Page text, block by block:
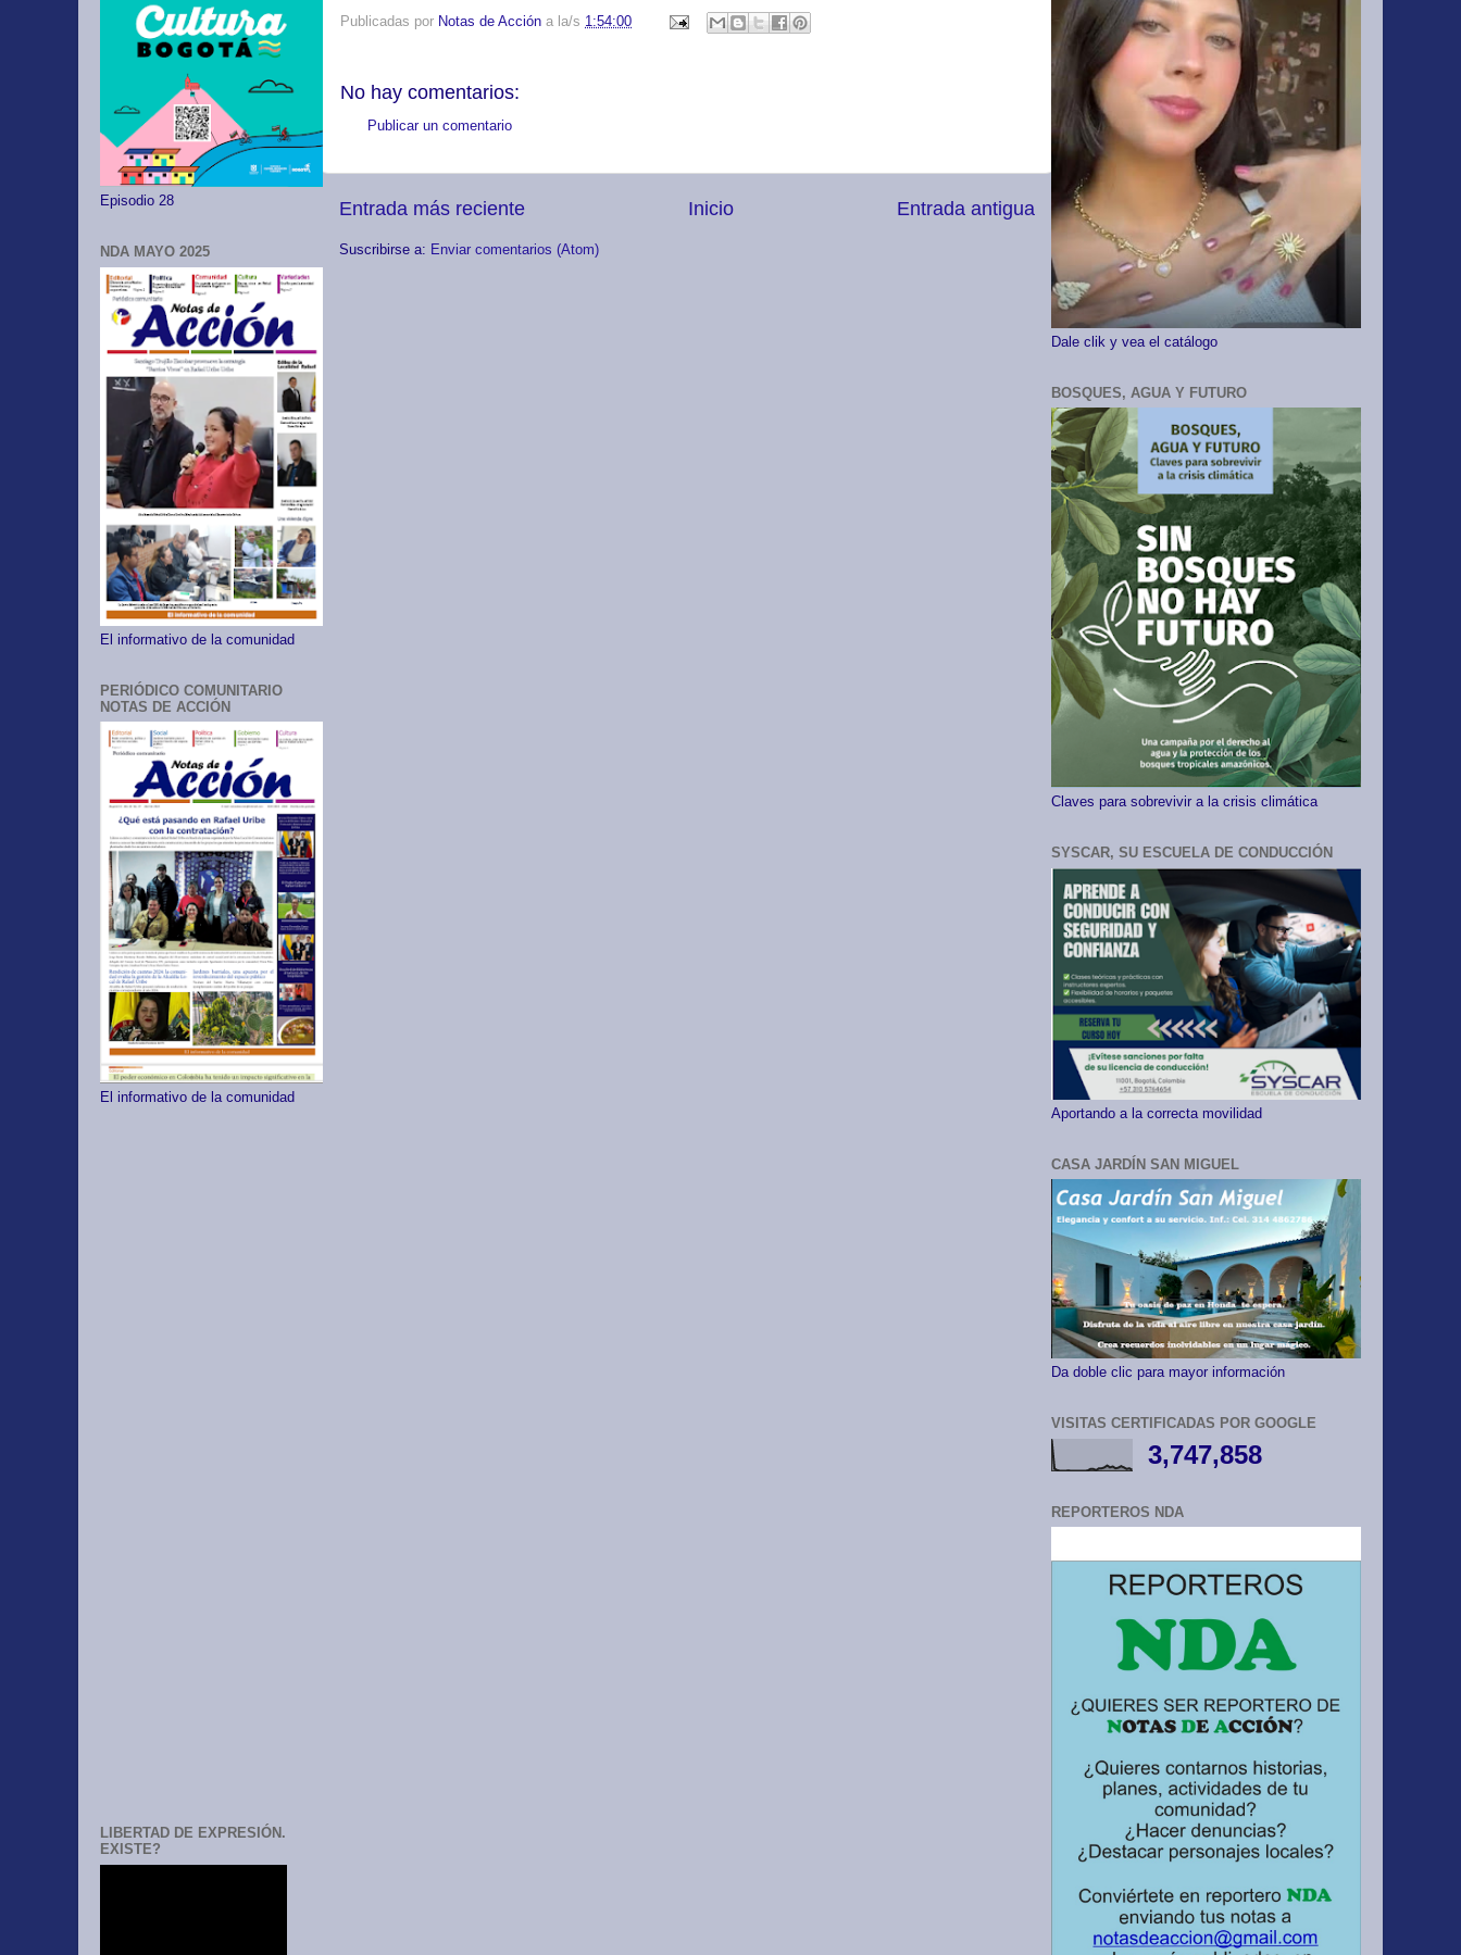
Publicadas por Notas de Acción a la/s 1:54:00
No hay comentarios:
Publicar un comentario
Entrada más reciente Entrada antigua
Inicio
Suscribirse a: Enviar comentarios (Atom)
Episodio 28
NDA MAYO 2025
El informativo de la comunidad
PERIÓDICO COMUNITARIO
NOTAS DE ACCIÓN
El informativo de la comunidad
LIBERTAD DE EXPRESIÓN.
EXISTE?
Dale clik y vea el catálogo
BOSQUES, AGUA Y FUTURO
Claves para sobrevivir a la crisis climática
SYSCAR, SU ESCUELA DE CONDUCCIÓN
Aportando a la correcta movilidad
CASA JARDÍN SAN MIGUEL
Da doble clic para mayor información
VISITAS CERTIFICADAS POR GOOGLE
3,747,858
REPORTEROS NDA